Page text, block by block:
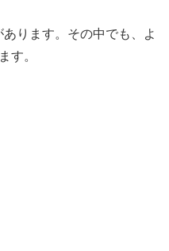
ります。その中でも、よ
す。